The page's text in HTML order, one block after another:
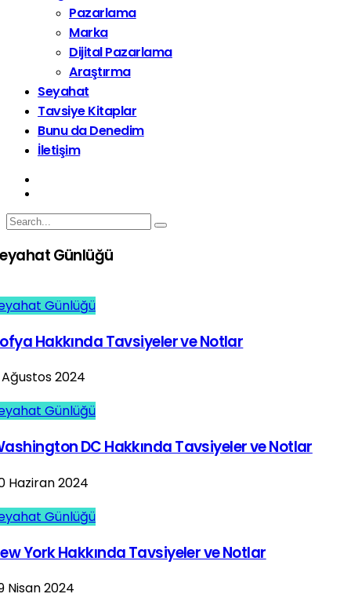
Pazarlama
Marka
Dijital Pazarlama
Araştırma
Seyahat
Tavsiye Kitaplar
Bunu da Denedim
İletişim
Günlüğü
Günlüğü
Hakkında Tavsiyeler ve Notlar
2024
Günlüğü
DC Hakkında Tavsiyeler ve Notlar
Haziran 2024
Günlüğü
York Hakkında Tavsiyeler ve Notlar
Nisan 2024